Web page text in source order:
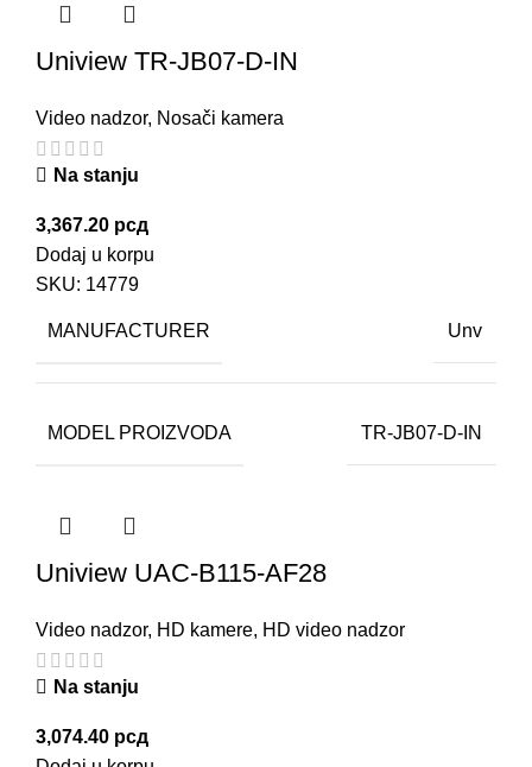
Uniview TR-JB07-D-IN
Video nadzor, Nosači kamera
Na stanju
3,367.20 рсд
Dodaj u korpu
SKU: 14779
MANUFACTURER Unv
MODEL PROIZVODA TR-JB07-D-IN
Uniview UAC-B115-AF28
Video nadzor, HD kamere, HD video nadzor
Na stanju
3,074.40 рсд